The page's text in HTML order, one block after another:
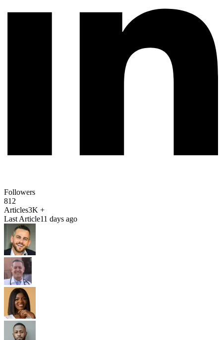
Followers
812
Articles3K +
Last Article11 days ago